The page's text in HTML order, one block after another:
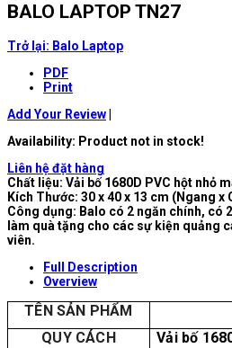
BALO LAPTOP TN27
Trở lại: Balo Laptop
PDF
Print
Add Your Review
Availability: Product not in stock!
Liên hệ đặt hàng
Chất liệu: Vải bố 1680D PVC hột nhỏ
Kích Thước: 30 x 40 x 13 cm (Ngang x
Công dụng: Balo có 2 ngăn chính, có
làm quà tặng cho các sự kiện quảng
viên.
Full Description
Overview
TÊN SẢN PHẨM
QUY CÁCH
Vải bố